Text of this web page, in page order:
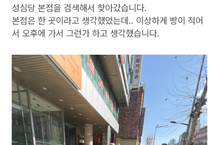
성심당 본점을 검색해서 찾아갔습니다.
본점은 한 곳이라고 생각했었는데.. 이상하게 빵이 적어
서 오후에 가서 그런가 하고 생각했습니다.